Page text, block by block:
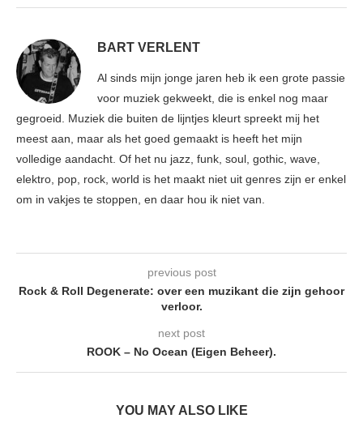
BART VERLENT
Al sinds mijn jonge jaren heb ik een grote passie
voor muziek gekweekt, die is enkel nog maar
gegroeid. Muziek die buiten de lijntjes kleurt spreekt mij het
meest aan, maar als het goed gemaakt is heeft het mijn
volledige aandacht. Of het nu jazz, funk, soul, gothic, wave,
elektro, pop, rock, world is het maakt niet uit genres zijn er enkel
om in vakjes te stoppen, en daar hou ik niet van.
previous post
Rock & Roll Degenerate: over een muzikant die zijn gehoor
verloor.
next post
ROOK – No Ocean (Eigen Beheer).
YOU MAY ALSO LIKE